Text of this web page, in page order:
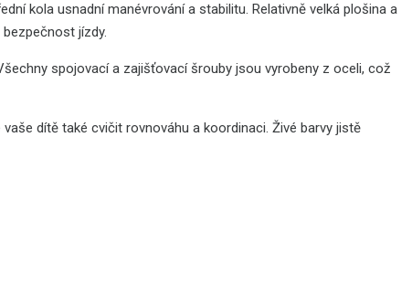
kola usnadní manévrování a stabilitu. Relativně velká plošina a
jízdy.
spojovací a zajišťovací šrouby jsou vyrobeny z oceli, což
dítě také cvičit rovnováhu a koordinaci. Živé barvy jistě